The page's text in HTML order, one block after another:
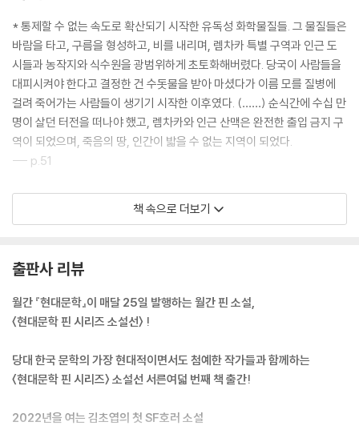
* 통제할 수 없는 속도로 확산되기 시작한 유독성 화학물질들. 그 물질들은
바람을 타고, 구름을 형성하고, 비를 내리며, 렘차카 특별 구역과 인근 도
시들과 농작지와 식수원을 광범위하게 초토화해버렸다. 당국이 사람들을
대피시켜야 한다고 결정한 건 수돗물을 받아 마셨다가 이름 모를 질병에
걸려 죽어가는 사람들이 생기기 시작한 이후였다. (……) 순식간에 수십 만
명이 살던 터전을 떠나야 했고, 렘차카와 인근 산맥은 완전한 출입 금지 구
역이 되었으며, 죽음의 땅, 인간이 밟을 수 없는 지역이 되었다.
--- p.51
* 유안이 뭐라고 대답해야 할지 망설이는 사이, 주연이 상쾌한 목소리로
들……. 정말로 좀비처럼 변했어도 뭐 어때요. 그럼에도 불구하고 살아간다
는 게 중요한 거잖아요. 분명 우리가 귀환자들에게 배울 게 있을 거예요. 반
대로 언니가 그 사람들에게 영감이 될지도 모르고요. 아, 언니랑 그런 인터
--- pp.70~71
고 말하는 건가요? 이곳 거주민들이 아니라?”
책 속으로 더보기
출판사 리뷰
월간 『현대문학』이 매달 25일 발행하는 월간 핀 소설,
〈현대문학 핀 시리즈 소설선〉 !
당대 한국 문학의 가장 현대적이면서도 첨예한 작가들과 함께하는
〈현대문학 핀 시리즈〉 소설선 서른여덟 번째 책 출간!
2022년을 여는 김초엽의 첫 SF호러 소설